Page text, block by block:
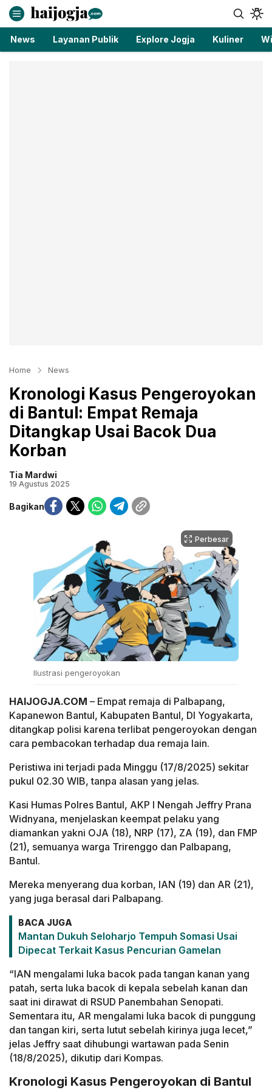
haijogja.com
Berita Jogja Terbaru dan Terkini
News Layanan Publik Explore Jogja Kuliner
Home News
Kronologi Kasus Pengeroyokan
di Bantul: Empat Remaja
Ditangkap Usai Bacok Dua
Korban
Tia Mardwi
19 Agustus 2025
Bagikan
Perbesar
Ilustrasi pengeroyokan
HAIJOGJA.COM – Empat remaja di Palbapang,
Kapanewon Bantul, Kabupaten Bantul, DI Yogyakarta,
ditangkap polisi karena terlibat pengeroyokan dengan
cara pembacokan terhadap dua remaja lain.
Peristiwa ini terjadi pada Minggu (17/8/2025) sekitar
pukul 02.30 WIB, tanpa alasan yang jelas.
Kasi Humas Polres Bantul, AKP I Nengah Jeffry Prana
Widnyana, menjelaskan keempat pelaku yang
diamankan yakni OJA (18), NRP (17), ZA (19), dan FMP
(21), semuanya warga Trirenggo dan Palbapang,
Bantul.
Mereka menyerang dua korban, IAN (19) dan AR (21),
yang juga berasal dari Palbapang.
BACA JUGA
Mantan Dukuh Seloharjo Tempuh Somasi Usai
Dipecat Terkait Kasus Pencurian Gamelan
“IAN mengalami luka bacok pada tangan kanan yang
patah, serta luka bacok di kepala sebelah kanan dan
saat ini dirawat di RSUD Panembahan Senopati.
Sementara itu, AR mengalami luka bacok di punggung
dan tangan kiri, serta lutut sebelah kirinya juga lecet,”
jelas Jeffry saat dihubungi wartawan pada Senin
(18/8/2025), dikutip dari Kompas.
Kronologi Kasus Pengeroyokan di Bantul